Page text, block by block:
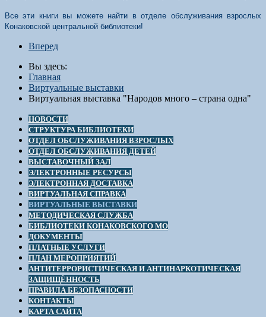
Все эти книги вы можете найти в отделе обслуживания взрослых
Конаковской центральной библиотеки!
Вперед
Вы здесь:
Главная
Виртуальные выставки
Виртуальная выставка "Народов много – страна одна"
НОВОСТИ
СТРУКТУРА БИБЛИОТЕКИ
ОТДЕЛ ОБСЛУЖИВАНИЯ ВЗРОСЛЫХ
ОТДЕЛ ОБСЛУЖИВАНИЯ ДЕТЕЙ
ВЫСТАВОЧНЫЙ ЗАЛ
ЭЛЕКТРОННЫЕ РЕСУРСЫ
ЭЛЕКТРОННАЯ ДОСТАВКА
ВИРТУАЛЬНАЯ СПРАВКА
ВИРТУАЛЬНЫЕ ВЫСТАВКИ
МЕТОДИЧЕСКАЯ СЛУЖБА
БИБЛИОТЕКИ КОНАКОВСКОГО МО
ДОКУМЕНТЫ
ПЛАТНЫЕ УСЛУГИ
ПЛАН МЕРОПРИЯТИЙ
АНТИТЕРРОРИСТИЧЕСКАЯ И АНТИНАРКОТИЧЕСКАЯ
ЗАЩИЩЁННОСТЬ
ПРАВИЛА БЕЗОПАСНОСТИ
КОНТАКТЫ
КАРТА САЙТА